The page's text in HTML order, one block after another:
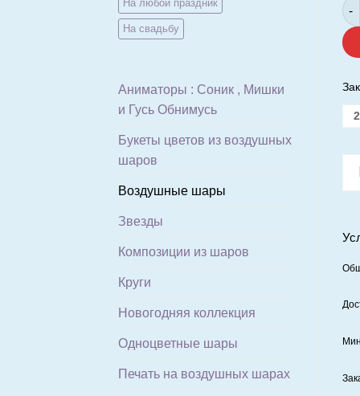
На любой праздник
На свадьбу
Аниматоры : Соник , Мишки
и Гусь Обнимусь
Букеты цветов из воздушных
шаров
Воздушные шары
Звезды
Композиции из шаров
Круги
Новогодняя коллекция
Одноцветные шары
Печать на воздушных шарах